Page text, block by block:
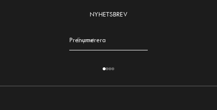
NYHETSBREV
E-post
Prenumerera